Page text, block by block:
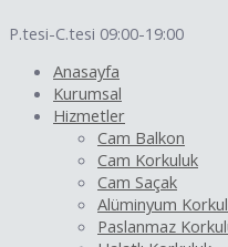
P.tesi-C.tesi 09:00-19:00
Anasayfa
Kurumsal
Hizmetler
Cam Balkon
Cam Korkuluk
Cam Saçak
Alüminyum
Paslanmaz